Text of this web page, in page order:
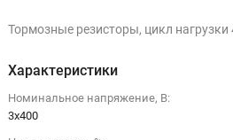
Тормозные резисторы, цикл нагрузки
Характеристики
Номинальное напряжение, В:
3х400